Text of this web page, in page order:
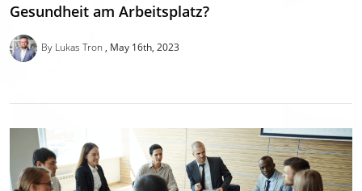
Gesundheit am Arbeitsplatz?
By Lukas Tron May 16th, 2023